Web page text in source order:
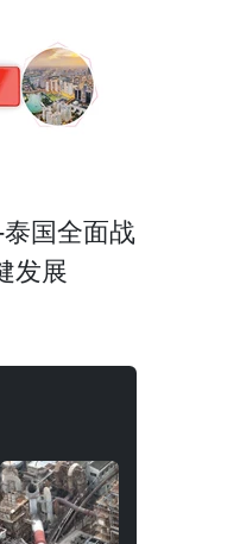
国全面战
发展